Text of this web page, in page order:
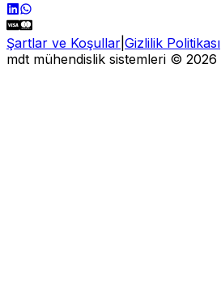
Şartlar ve Koşullar Gizlilik Politikası
mdt mühendislik sistemleri © 2026